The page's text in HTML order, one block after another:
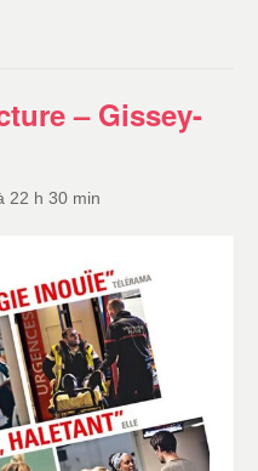
– Gissey-
22 h 30 min